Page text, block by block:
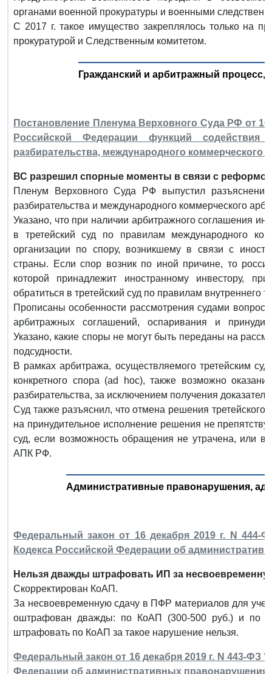
органами военной прокуратуры и военными
С 2017 г. такое имущество закреплялось только на
прокуратурой и Следственным комитетом.
Гражданский и арбитражный процесс,
Постановление Пленума Верховного Суда РФ от
Российской Федерации функций
разбирательства, международного коммерческого
ВС разрешил спорные моменты в связи с реформой
Пленум Верховного Суда РФ выпустил
разбирательства и международного коммерческого
Указано, что при наличии арбитражного соглашения
в третейский суд по правилам международного
организации по спору, возникшему в связи с
страны. Если спор возник по иной причине, то
которой принадлежит иностранному инвестору,
обратиться в третейский суд по правилам внутреннего
Прописаны особенности рассмотрения судами
арбитражных соглашений, оспаривания и
Указано, какие споры не могут быть переданы на
подсудности.
В рамках арбитража, осуществляемого третейским
конкретного спора (ad hoc), также возможно
разбирательства, за исключением получения
Суд также разъяснил, что отмена решения третейского
на принудительное исполнение решения не
суд, если возможность обращения не утрачена, или
АПК РФ.
Административные правонарушения,
Федеральный закон от 16 декабря 2019 г. N 444-
Кодекса Российской Федерации об
Нельзя дважды штрафовать ИП за
Скорректирован КоАП.
За несвоевременную сдачу в ПФР материалов для
оштрафован дважды: по КоАП (300-500 руб.) и по
штрафовать по КоАП за такое нарушение нельзя.
Федеральный закон от 16 декабря 2019 г. N 443-ФЗ
Федерации об административных